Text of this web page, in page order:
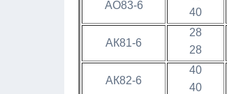
АО83-6
40
АК81-6
28
28
АК82-6
40
40